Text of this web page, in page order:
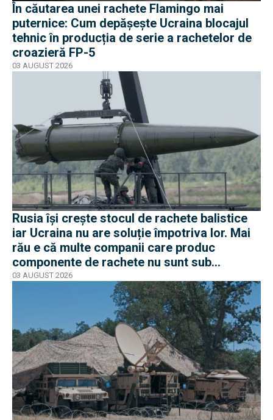
În căutarea unei rachete Flamingo mai
puternice: Cum depășește Ucraina blocajul
tehnic în producția de serie a rachetelor de
croazieră FP-5
03 AUGUST 2026
Rusia își crește stocul de rachete balistice
iar Ucraina nu are soluție împotriva lor. Mai
rău e că multe companii care produc
componente de rachete nu sunt sub
sancțiuni în Occident
03 AUGUST 2026